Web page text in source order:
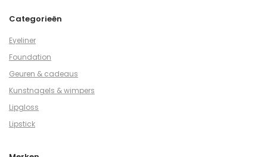
Categorieën
Eyeliner
Foundation
Geuren & cadeaus
Kunstnagels & wimpers
Lipgloss
Lipstick